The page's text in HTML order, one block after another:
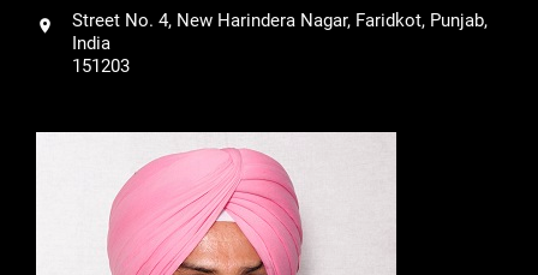
Street No. 4, New Harindera Nagar, Faridkot, Punjab,
India
151203